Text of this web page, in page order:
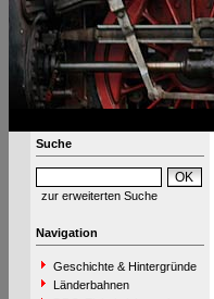
Suche
zur erweiterten Suche
Navigation
Geschichte & Hintergründe
Länderbahnen